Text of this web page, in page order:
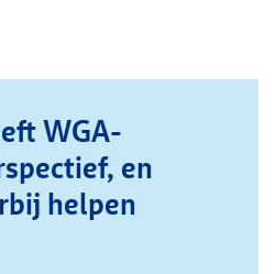
WGA-
en
helpen